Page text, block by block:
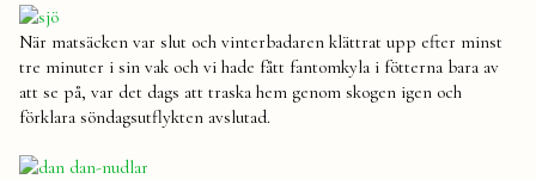
När matsäcken var slut och vinterbadaren klättrat upp efter minst
tre minuter i sin vak och vi hade fått fantomkyla i fötterna bara av
att se på, var det dags att traska hem genom skogen igen och
förklara söndagsutflykten avslutad.